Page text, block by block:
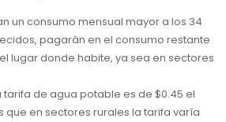
un consumo mensual mayor a los 34
pagarán en el consumo restante
lugar donde habite, ya sea en sectores
tarifa de agua potable es de $0.45 el
que en sectores rurales la tarifa varía